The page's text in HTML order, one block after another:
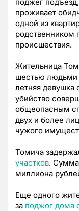
проживает
одной из
родственником
происшествия.
Жительница
шестью людьми
летняя девушка
убийство
общеопасным
двух и более
чужого
Томича
участков. Сумма
миллиона
Еще одного
за поджог дома